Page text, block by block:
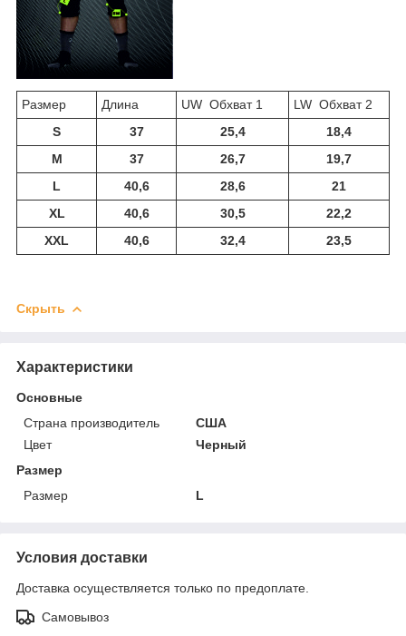
Размер Длина UW Обхват 1
LW Обхват 2
S
37 25,4
18,4
M
37 26,7
19,7
L
40,6 28,6
21
XL
40,6 30,5
22,2
XXL
40,6 32,4 23,5
Скрыть
Характеристики
Основные
Страна производитель
США
Цвет
Черный
Размер
Размер
L
Условия доставки
Доставка осуществляется только по предоплате.
Самовывоз